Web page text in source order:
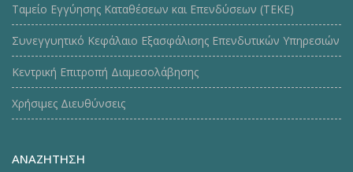
Ταμείο Εγγύησης Καταθέσεων και Επενδύσεων (ΤΕΚE)
Συνεγγυητικό Κεφάλαιο Εξασφάλισης Επενδυτικών Υπηρεσιών
Κεντρική Επιτροπή Διαμεσολάβησης
Χρήσιμες Διευθύνσεις
ΑΝΑΖΗΤΗΣΗ